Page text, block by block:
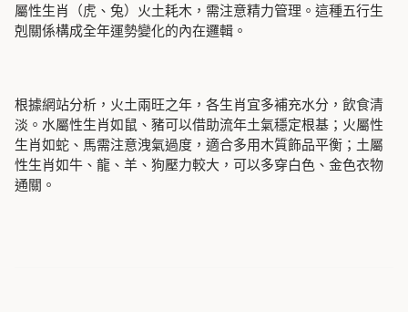
屬性生肖（虎、兔）火土耗木，需注意精力管理。這種五行生
剋關係構成全年運勢變化的內在邏輯。
根據網站分析，火土兩旺之年，各生肖宜多補充水分，飲食清
淡。水屬性生肖如鼠、豬可以借助流年土氣穩定根基；火屬性
生肖如蛇、馬需注意洩氣過度，適合多用木質飾品平衡；土屬
性生肖如牛、龍、羊、狗壓力較大，可以多穿白色、金色衣物
通關。